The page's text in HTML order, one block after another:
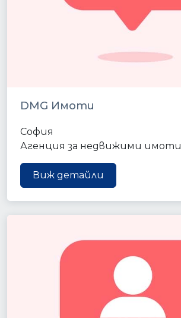
DMG Имоти
София
Агенция за недвижими имоти
Виж детайли